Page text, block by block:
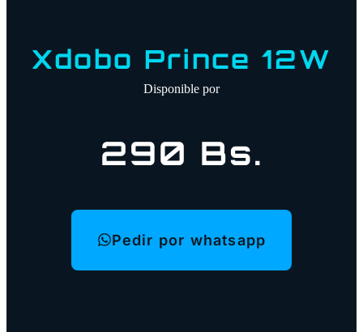
Xdobo Prince 12W
Disponible por
290 Bs.
Pedir por whatsapp